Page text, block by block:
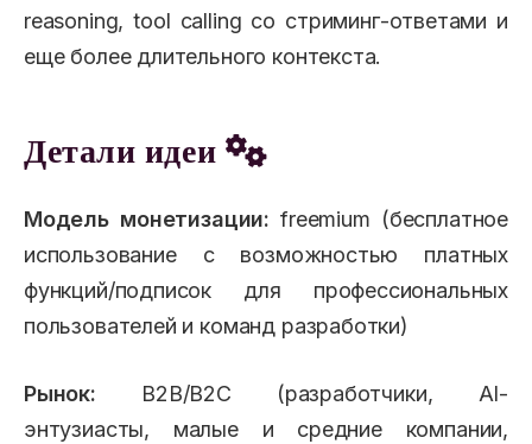
reasoning, tool calling со стриминг-ответами и
еще более длительного контекста.
Детали идеи
Модель монетизации: freemium (бесплатное
использование с возможностью платных
функций/подписок для профессиональных
пользователей и команд разработки)
Рынок: B2B/B2C (разработчики, AI-
энтузиасты, малые и средние компании,